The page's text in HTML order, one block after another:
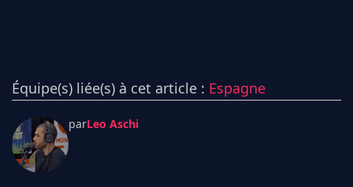
Équipe(s) liée(s) à cet article : Espagne
parLeo Aschi